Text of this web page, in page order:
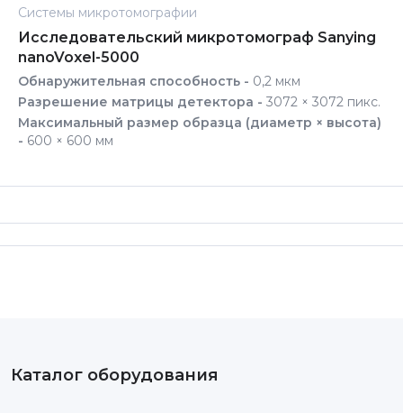
Системы микротомографии
Исследовательский микротомограф Sanying
nanoVoxel-5000
Обнаружительная способность - 0,2 мкм
Разрешение матрицы детектора - 3072 × 3072 пикс.
Максимальный размер образца (диаметр × высота)
- 600 × 600 мм
Каталог оборудования